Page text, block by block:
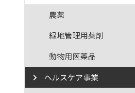
農薬
緑地管理用薬剤
動物用医薬品
ヘルスケア事業